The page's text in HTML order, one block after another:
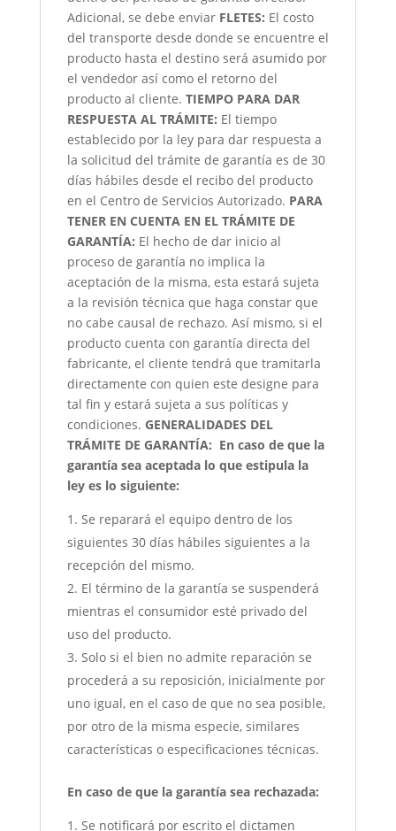
Adicional, se debe enviar FLETES: El costo
del transporte desde donde se encuentre el
producto hasta el destino será asumido por
el vendedor así como el retorno del
producto al cliente. TIEMPO PARA DAR
RESPUESTA AL TRÁMITE: El tiempo
establecido por la ley para dar respuesta a
la solicitud del trámite de garantía es de 30
días hábiles desde el recibo del producto
en el Centro de Servicios Autorizado. PARA
TENER EN CUENTA EN EL TRÁMITE DE
GARANTÍA: El hecho de dar inicio al
proceso de garantía no implica la
aceptación de la misma, esta estará sujeta
a la revisión técnica que haga constar que
no cabe causal de rechazo. Así mismo, si el
producto cuenta con garantía directa del
fabricante, el cliente tendrá que tramitarla
directamente con quien este designe para
tal fin y estará sujeta a sus políticas y
condiciones. GENERALIDADES DEL
TRÁMITE DE GARANTÍA: En caso de que la
garantía sea aceptada lo que estipula la
ley es lo siguiente:
Se reparará el equipo dentro de los
siguientes 30 días hábiles siguientes a la
recepción del mismo.
El término de la garantía se suspenderá
mientras el consumidor esté privado del
uso del producto.
Solo si el bien no admite reparación se
procederá a su reposición, inicialmente por
uno igual, en el caso de que no sea posible,
por otro de la misma especie, similares
características o especificaciones técnicas.
En caso de que la garantía sea rechazada:
Se notificará por escrito el dictamen